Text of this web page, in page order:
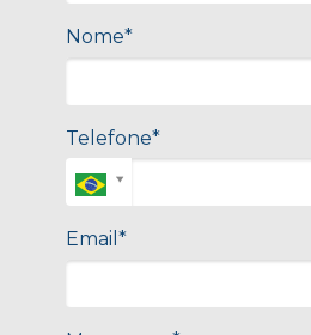
Nome*
Telefone*
Email*